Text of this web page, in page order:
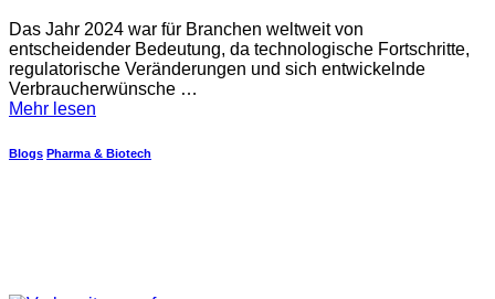
Das Jahr 2024 war für Branchen weltweit von
entscheidender Bedeutung, da technologische Fortschritte,
regulatorische Veränderungen und sich entwickelnde
Verbraucherwünsche …
Mehr lesen
Blogs Pharma & Biotech